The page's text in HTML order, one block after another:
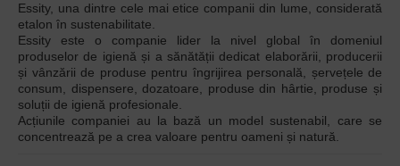
Essity, una dintre cele mai etice companii din lume, considerată
etalon în sustenabilitate.
Essity este o companie lider la nivel global în domeniul
produselor de igienă și a sănătății dedicat elaborării, producerii
și vânzării de produse pentru îngrijirea personală, șervețele de
consum, dispensere, dozatoare, produse din hârtie, produse și
soluții de igienă profesionale.
Acțiunile companiei au la bază un model sustenabil, care se
concentrează pe a crea valoare pentru oameni și natură.